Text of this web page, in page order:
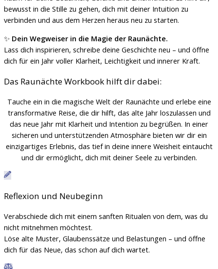
bewusst in die Stille zu gehen, dich mit deiner Intuition zu
verbinden und aus dem Herzen heraus neu zu starten.
✨ Dein Wegweiser in die Magie der Raunächte.
Lass dich inspirieren, schreibe deine Geschichte neu – und öffne
dich für ein Jahr voller Klarheit, Leichtigkeit und innerer Kraft.
Das Raunächte Workbook hilft dir dabei:
Tauche ein in die magische Welt der Raunächte und erlebe eine
transformative Reise, die dir hilft, das alte Jahr loszulassen und
das neue Jahr mit Klarheit und Intention zu begrüßen. In einer
sicheren und unterstützenden Atmosphäre bieten wir dir ein
einzigartiges Erlebnis, das tief in deine innere Weisheit eintaucht
und dir ermöglicht, dich mit deiner Seele zu verbinden.
Reflexion und Neubeginn
Verabschiede dich mit einem sanften Ritualen von dem, was du
nicht mitnehmen möchtest.
Löse alte Muster, Glaubenssätze und Belastungen – und öffne
dich für das Neue, das schon auf dich wartet.